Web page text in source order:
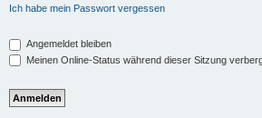
Ich habe mein Passwort vergessen
Angemeldet bleiben
Meinen Online-Status während dieser Sitzung